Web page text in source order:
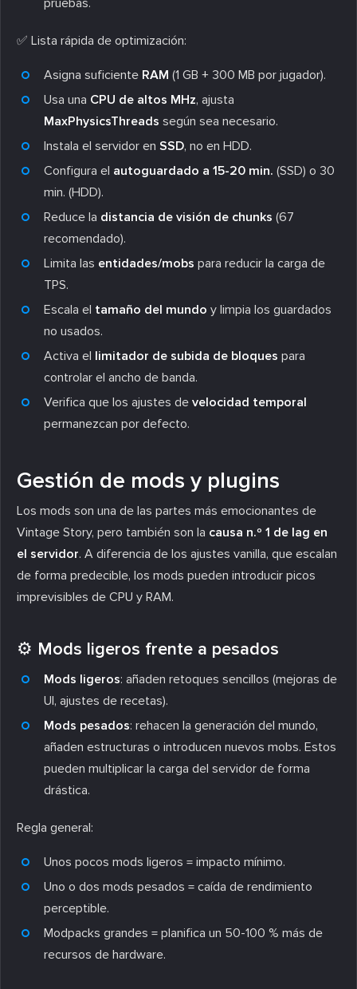
✅ Lista rápida de optimización:
Asigna suficiente RAM (1 GB + 300 MB por jugador).
Usa una CPU de altos MHz, ajusta
MaxPhysicsThreads según sea necesario.
Instala el servidor en SSD, no en HDD.
Configura el autoguardado a 15-20 min. (SSD) o 30
min. (HDD).
Reduce la distancia de visión de chunks (67
recomendado).
Limita las entidades/mobs para reducir la carga de
TPS.
Escala el tamaño del mundo y limpia los guardados
no usados.
Activa el limitador de subida de bloques para
controlar el ancho de banda.
Verifica que los ajustes de velocidad temporal
permanezcan por defecto.
Gestión de mods y plugins
Los mods son una de las partes más emocionantes de
Vintage Story, pero también son la causa n.º 1 de lag en
el servidor. A diferencia de los ajustes vanilla, que escalan
de forma predecible, los mods pueden introducir picos
imprevisibles de CPU y RAM.
⚙️ Mods ligeros frente a pesados
Mods ligeros: añaden retoques sencillos (mejoras de
UI, ajustes de recetas).
Mods pesados: rehacen la generación del mundo,
añaden estructuras o introducen nuevos mobs. Estos
pueden multiplicar la carga del servidor de forma
drástica.
Regla general:
Unos pocos mods ligeros = impacto mínimo.
Uno o dos mods pesados = caída de rendimiento
perceptible.
Modpacks grandes = planifica un 50-100 % más de
recursos de hardware.